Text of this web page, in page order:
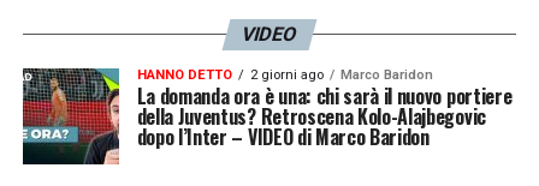
VIDEO
HANNO DETTO 2 giorni ago Marco Baridon
La domanda ora è una: chi sarà il nuovo portiere
della Juventus? Retroscena Kolo-Alajbegovic
dopo l’Inter – VIDEO di Marco Baridon